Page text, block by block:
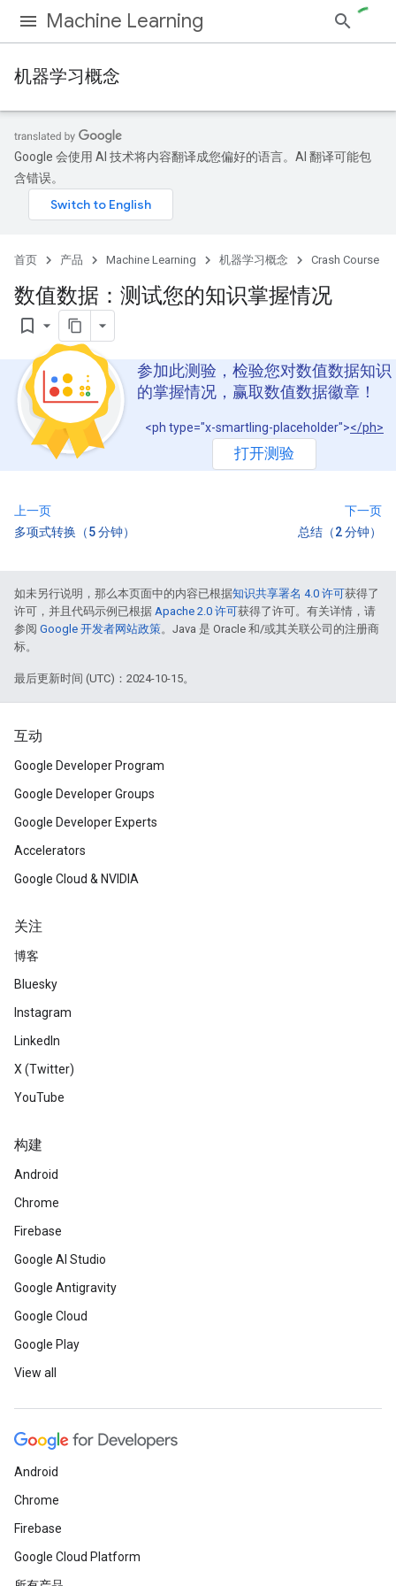
Machine Learning
机器学习概念
Google 会使用 AI 技术将内容翻译成您偏好的语言。AI 翻译可能包
含错误。
首页 产品 Machine Learning 机器学习概念 Crash Course
数值数据：测试您的知识掌握情况
bookmark_border
参加此测验，检验您对数值数据知识
的掌握情况，赢取数值数据徽章！
<ph type="x-smartling-placeholder"></ph>
打开测验
上一页
多项式转换（5 分钟）
下一页
总结（2 分钟）
如未另行说明，那么本页面中的内容已根据知识共享署名 4.0 许可获得了
许可，并且代码示例已根据 Apache 2.0 许可获得了许可。有关详情，请
参阅 Google 开发者网站政策。Java 是 Oracle 和/或其关联公司的注册商
标。
最后更新时间 (UTC)：2024-10-15。
互动
Google Developer Program
Google Developer Groups
Google Developer Experts
Accelerators
Google Cloud & NVIDIA
关注
博客
Bluesky
Instagram
LinkedIn
X (Twitter)
YouTube
构建
Android
Chrome
Firebase
Google AI Studio
Google Antigravity
Google Cloud
Google Play
View all
Android
Chrome
Firebase
Google Cloud Platform